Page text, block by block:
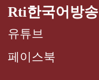
Rti한국어방송
유튜브
페이스북